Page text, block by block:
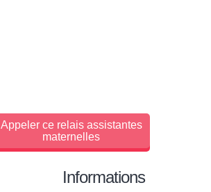
Appeler ce relais assistantes
maternelles
Informations